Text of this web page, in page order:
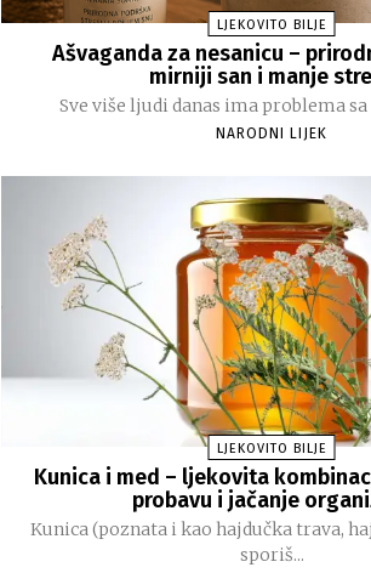
LJEKOVITO BILJE
Ašvaganda za nesanicu –
mirniji san i manje
Sve više ljudi danas ima problema sa
NARODNI LIJEK
LJEKOVITO BILJE
Kunica i med – ljekovita
probavu i jačanje
Kunica (poznata i kao hajdučka trava,
sporiš...